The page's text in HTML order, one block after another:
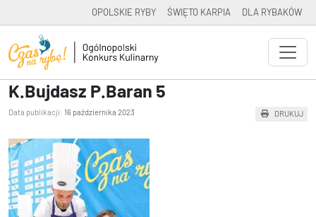
OPOLSKIE RYBY ŚWIĘTO KARPIA DLA RYBAKÓW
K.Bujdasz P.Baran 5
Data publikacji: 16 października 2023 DRUKUJ